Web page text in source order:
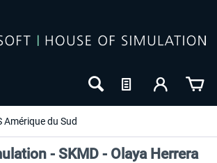
Amérique du Sud
- SKMD - Olaya Herrera